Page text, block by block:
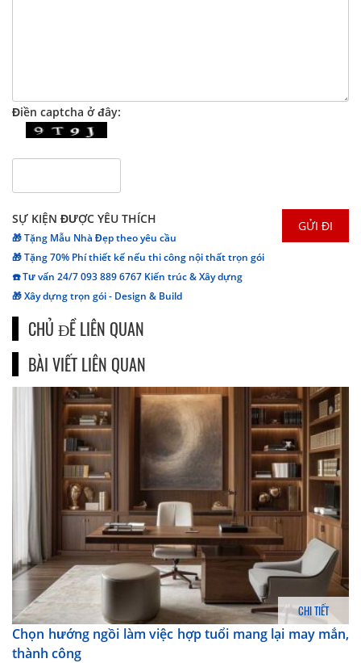
Điền captcha ở đây:
SỰ KIỆN ĐƯỢC YÊU THÍCH
🎁 Tặng Mẫu Nhà Đẹp theo yêu cầu
🎁 Tặng 70% Phí thiết kế nếu thi công nội thất trọn gói
☎️ Tư vấn 24/7 093 889 6767 Kiến trúc & Xây dựng
🎁 Xây dựng trọn gói - Design & Build
CHỦ ĐỀ LIÊN QUAN
BÀI VIẾT LIÊN QUAN
CHI TIẾT
Chọn hướng ngồi làm việc hợp tuổi mang lại may mắn,
thành công